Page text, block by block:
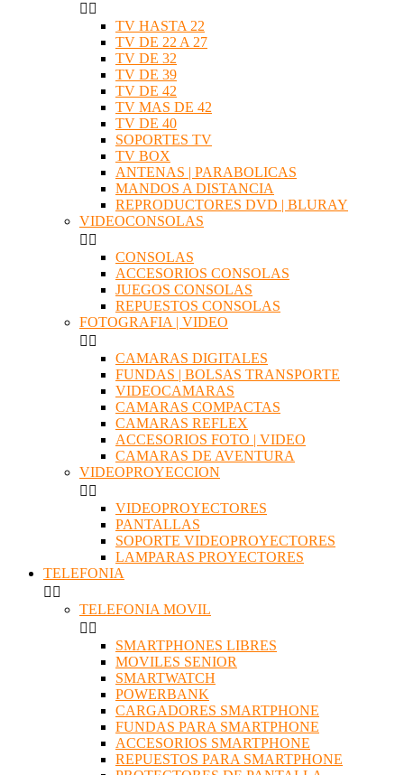
 
TV HASTA 22
TV DE 22 A 27
TV DE 32
TV DE 39
TV DE 42
TV MAS DE 42
TV DE 40
SOPORTES TV
TV BOX
ANTENAS | PARABOLICAS
MANDOS A DISTANCIA
REPRODUCTORES DVD | BLURAY
VIDEOCONSOLAS
 
CONSOLAS
ACCESORIOS CONSOLAS
JUEGOS CONSOLAS
REPUESTOS CONSOLAS
FOTOGRAFIA | VIDEO
 
CAMARAS DIGITALES
FUNDAS | BOLSAS TRANSPORTE
VIDEOCAMARAS
CAMARAS COMPACTAS
CAMARAS REFLEX
ACCESORIOS FOTO | VIDEO
CAMARAS DE AVENTURA
VIDEOPROYECCION
 
VIDEOPROYECTORES
PANTALLAS
SOPORTE VIDEOPROYECTORES
LAMPARAS PROYECTORES
TELEFONIA
 
TELEFONIA MOVIL
 
SMARTPHONES LIBRES
MOVILES SENIOR
SMARTWATCH
POWERBANK
CARGADORES SMARTPHONE
FUNDAS PARA SMARTPHONE
ACCESORIOS SMARTPHONE
REPUESTOS PARA SMARTPHONE